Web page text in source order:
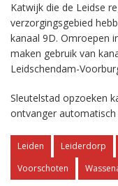
Katwijk die de Leidse
verzorgingsgebied
kanaal 9D. Omroepen
maken gebruik van
Leidschendam-
Sleutelstad opzoeken
ontvanger
Leiden Leiderdorp
Voorschoten